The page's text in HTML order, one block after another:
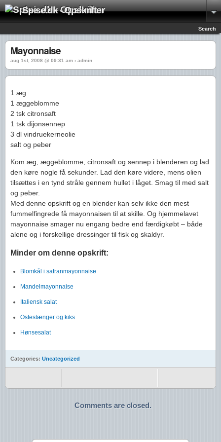
Spise.dk - Opskrifter
Search
Mayonnaise
aug 1st, 2008 @ 09:31 am › admin
1 æg
1 æggeblomme
2 tsk citronsaft
1 tsk dijonsennep
3 dl vindruekerneolie
salt og peber
Kom æg, æggeblomme, citronsaft og sennep i blenderen og lad
den køre nogle få sekunder. Lad den køre videre, mens olien
tilsættes i en tynd stråle gennem hullet i låget. Smag til med salt
og peber.
Med denne opskrift og en blender kan selv ikke den mest
fummelfingrede få mayonnaisen til at skille. Og hjemmelavet
mayonnaise smager nu engang bedre end færdigkøbt – både
alene og i forskellige dressinger til fisk og skaldyr.
Minder om denne opskrift:
Blomkål i safranmayonnaise
Mandelmayonnaise
Italiensk salat
Ostestænger og kiks
Hønsesalat
Categories: Uncategorized
Comments are closed.